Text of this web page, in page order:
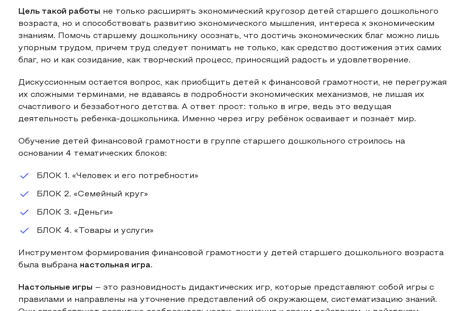
Цель такой работы не только расширять экономический кругозор детей старшего дошкольного
возраста, но и способствовать развитию экономического мышления, интереса к экономическим
знаниям. Помочь старшему дошкольнику осознать, что достичь экономических благ можно лишь
упорным трудом, причем труд следует понимать не только, как средство достижения этих самих
благ, но и как созидание, как творческий процесс, приносящий радость и удовлетворение.
Дискуссионным остается вопрос, как приобщить детей к финансовой грамотности, не перегружая
их сложными терминами, не вдаваясь в подробности экономических механизмов, не лишая их
счастливого и беззаботного детства. А ответ прост: только в игре, ведь это ведущая
деятельность ребенка-дошкольника. Именно через игру ребёнок осваивает и познаёт мир.
Обучение детей финансовой грамотности в группе старшего дошкольного строилось на
основании 4 тематических блоков:
БЛОК 1. «Человек и его потребности»
БЛОК 2. «Семейный круг»
БЛОК 3. «Деньги»
БЛОК 4. «Товары и услуги»
Инструментом формирования финансовой грамотности у детей старшего дошкольного возраста
была выбрана настольная игра.
Настольные игры – это разновидность дидактических игр, которые представляют собой игры с
правилами и направлены на уточнение представлений об окружающем, систематизацию знаний.